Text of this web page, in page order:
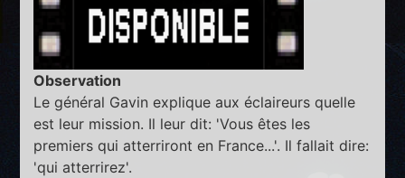
Observation
Le général Gavin explique aux éclaireurs quelle
est leur mission. Il leur dit: 'Vous êtes les
premiers qui atterriront en France...'. Il fallait dire:
'qui atterrirez'.